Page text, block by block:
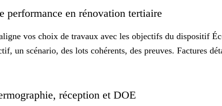
performance en rénovation tertiaire
vos choix de travaux avec les objectifs du dispositif
un scénario, des lots cohérents, des preuves. Factures
réception et DOE